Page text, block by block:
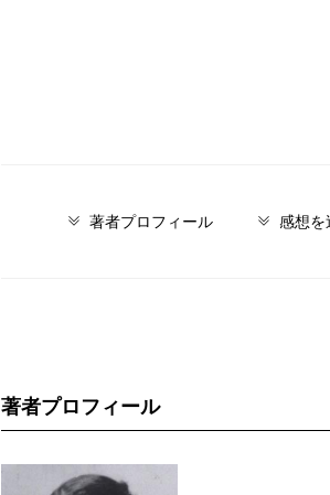
著者プロフィール 感想を
著者プロフィール